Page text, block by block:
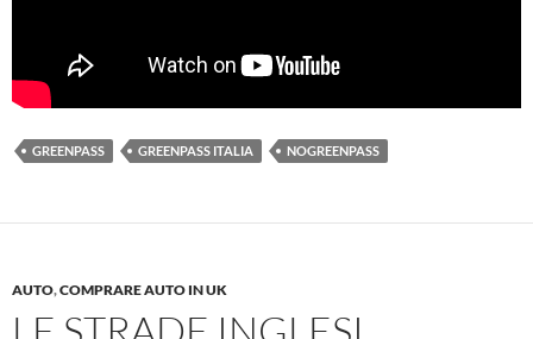
GREENPASS GREENPASS ITALIA NOGREENPASS
AUTO,COMPRARE AUTO IN UK